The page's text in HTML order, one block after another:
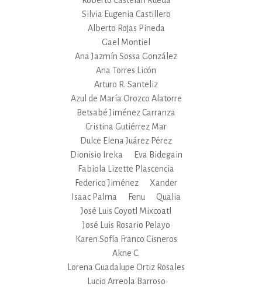
Silvia Eugenia Castillero
Alberto Rojas Pineda
Gael Montiel
Ana Jazmín Sossa González
Ana Torres Licón
Arturo R. Santeliz
Azul de María Orozco Alatorre
Betsabé Jiménez Carranza
Cristina Gutiérrez Mar
Dulce Elena Juárez Pérez
Dionisio Ireka
Eva Bidegain
Fabiola Lizette Plascencia
Federico Jiménez
Xander
Isaac Palma
Fenu
Qualia
José Luis Coyotl Mixcoatl
José Luis Rosario Pelayo
Karen Sofía Franco Cisneros
Akne C.
Lorena Guadalupe Ortiz Rosales
Lucio Arreola Barroso